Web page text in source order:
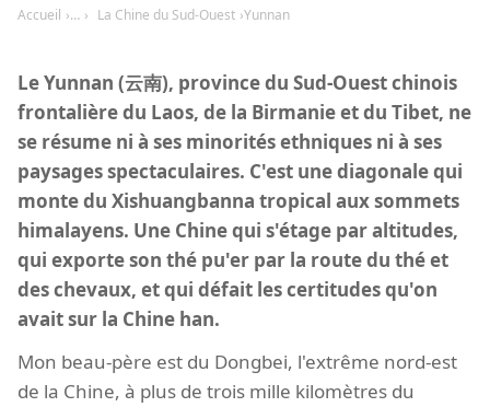
Accueil La Chine du Sud-Ouest Yunnan
Le Yunnan (云南), province du Sud-Ouest chinois
frontalière du Laos, de la Birmanie et du Tibet, ne
se résume ni à ses minorités ethniques ni à ses
paysages spectaculaires. C'est une diagonale qui
monte du Xishuangbanna tropical aux sommets
himalayens. Une Chine qui s'étage par altitudes,
qui exporte son thé pu'er par la route du thé et
des chevaux, et qui défait les certitudes qu'on
avait sur la Chine han.
Mon beau-père est du Dongbei, l'extrême nord-est
de la Chine, à plus de trois mille kilomètres du